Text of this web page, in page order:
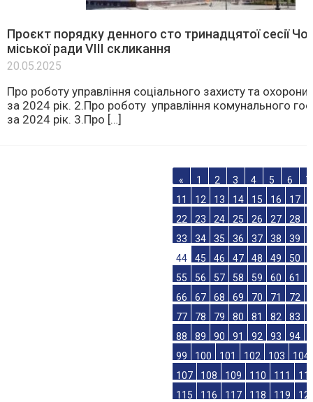
Проєкт порядку денного сто тринадцятої сесії
міської ради VІІІ скликання
20.05.2025
Про роботу управління соціального захисту та охорони
за 2024 рік. 2.Про роботу управління комунального
за 2024 рік. 3.Про […]
« 1 2 3 4 5 6
7
11
12 13 14 15 16 17
22
23 24 25 26 27 28
33
34 35 36 37 38 39
44
45 46 47 48 49 50
55
56 57 58 59 60 61
66
67 68 69 70 71 72
77
78 79 80 81 82 83
88
89 90 91 92 93 94
99
100 101 102 103
104
107
108 109 110 111
115
116 117 118 119